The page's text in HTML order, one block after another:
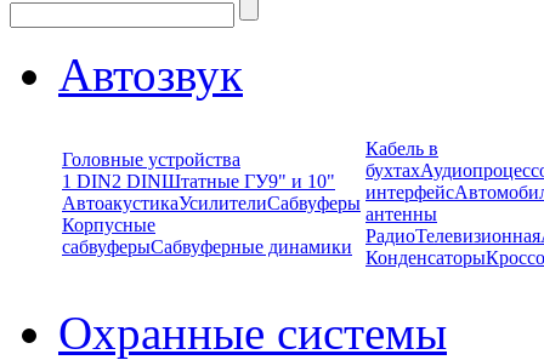
Автозвук
Головные устройства
1 DIN2 DINШтатные ГУ9" и 10"
АвтоакустикаУсилителиСабвуферы
Корпусные
сабвуферыСабвуферные динамики
Кабель в
бухтах
интерфейс
антенны
РадиоТелевизионная
Конденсаторы
Охранные системы